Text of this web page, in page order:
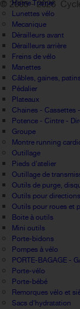
Home Trainer
Lunettes vélo
Mecanique
Dérailleurs avant
Dérailleurs arrière
Freins de vélo
Manettes
Câbles, gaines,
Pédalier
Plateaux
Chaines - Cassettes
Potence - Cintre -
Groupe
Montre running
Outillage
Pieds d'atelier
Outillage de
Outils de purge,
Outils pour
Outils pour roues et
Boite à outils
Mini outils
Porte-bidons
Pompes à vélo
PORTE-BAGAGE -
Porte-vélo
Porte-bébé
Remorques vélo et
Sacs d'hydratation
© 2005 - 2026